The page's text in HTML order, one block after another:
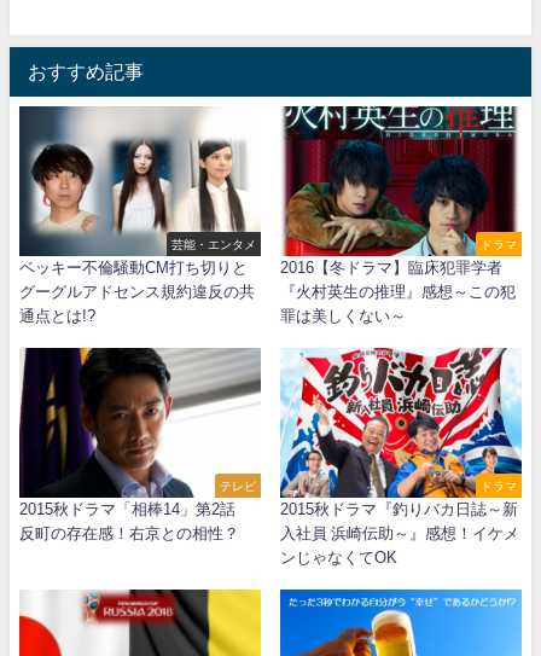
おすすめ記事
芸能・エンタメ
ベッキー不倫騒動CM打ち切りと
グーグルアドセンス規約違反の共
通点とは!?
ドラマ
2016【冬ドラマ】臨床犯罪学者
『火村英生の推理』感想～この犯
罪は美しくない～
テレビ
2015秋ドラマ「相棒14」第2話
反町の存在感！右京との相性？
ドラマ
2015秋ドラマ『釣りバカ日誌～新
入社員 浜崎伝助～』感想！イケメ
ンじゃなくてOK